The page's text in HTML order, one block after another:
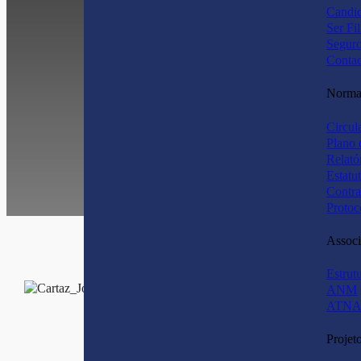
Ser
Plano
ANM